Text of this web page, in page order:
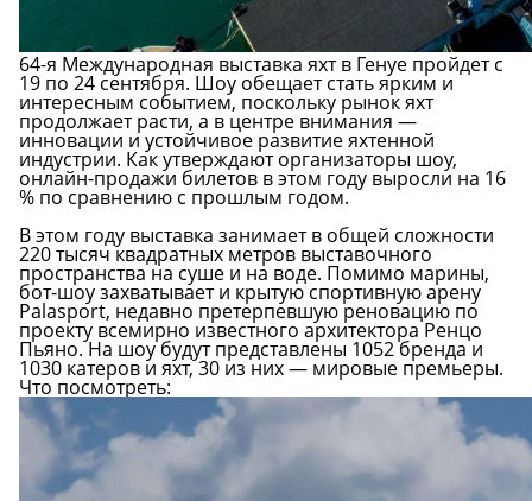
64-я Международная выставка яхт в Генуе пройдет с
19 по 24 сентября. Шоу обещает стать ярким и
интересным событием, поскольку рынок яхт
продолжает расти, а в центре внимания —
инновации и устойчивое развитие яхтенной
индустрии. Как утверждают организаторы шоу,
онлайн-продажи билетов в этом году выросли на 16
% по сравнению с прошлым годом.
В этом году выставка занимает в общей сложности
220 тысяч квадратных метров выставочного
пространства на суше и на воде. Помимо марины,
бот-шоу захватывает и крытую спортивную арену
Palasport, недавно претерпевшую реновацию по
проекту всемирно известного архитектора Ренцо
Пьяно. На шоу будут представлены 1052 бренда и
1030 катеров и яхт, 30 из них — мировые премьеры.
Что посмотреть: